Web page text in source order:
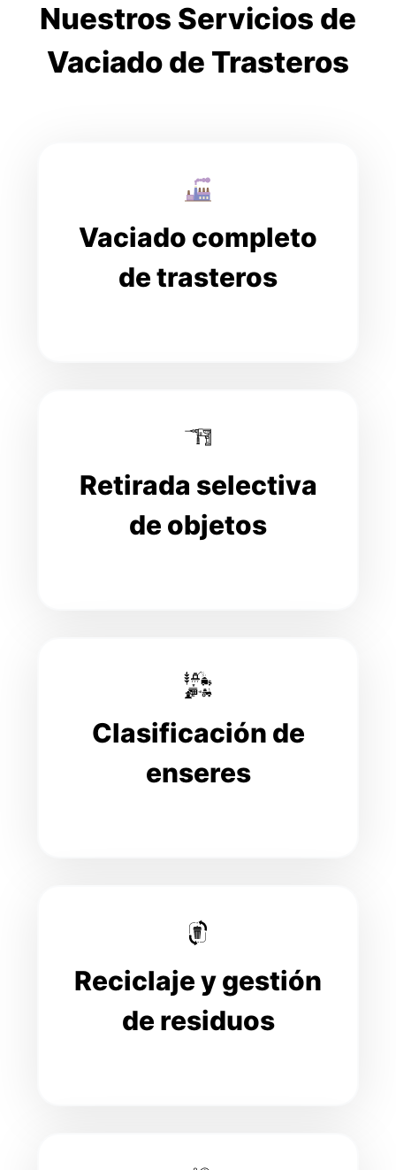
Nuestros Servicios de
Vaciado de Trasteros
Vaciado completo
de trasteros
Retirada selectiva
de objetos
Clasificación de
enseres
Reciclaje y gestión
de residuos